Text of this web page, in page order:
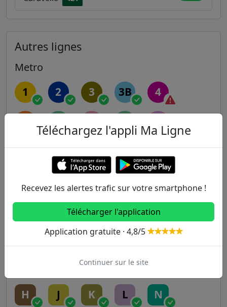
Autres lignes
Metro
1 2 3 3B 4
9 10 11 12 13
B C D E
H J K L N
Téléchargez l'appli Ma Ligne
Recevez les alertes trafic sur votre smartphone !
Télécharger l'application
Application gratuite · 4,8/5
Continuer sur le site